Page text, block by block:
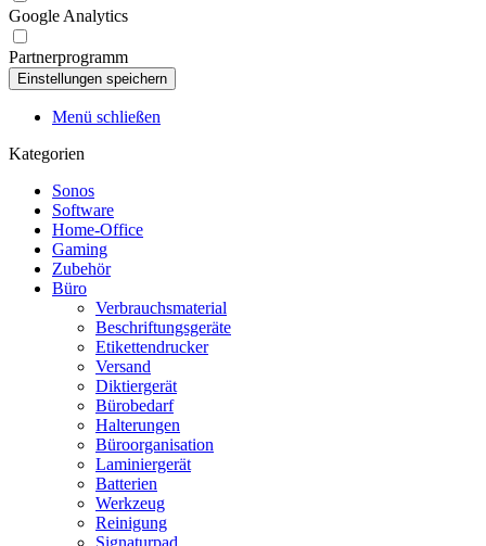
Google Analytics
Partnerprogramm
Menü schließen
Kategorien
Sonos
Software
Home-Office
Gaming
Zubehör
Büro
Verbrauchsmaterial
Beschriftungsgeräte
Etikettendrucker
Versand
Diktiergerät
Bürobedarf
Halterungen
Büroorganisation
Laminiergerät
Batterien
Werkzeug
Reinigung
Signaturpad